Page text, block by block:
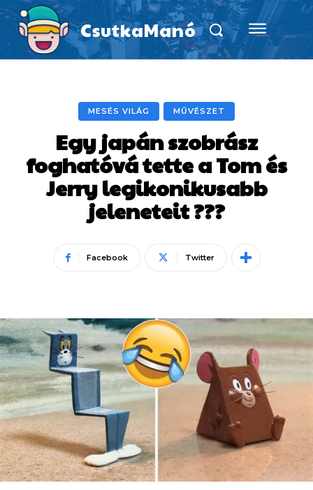
CsutkaManó
MESÉS VILÁG MŰVÉSZET
Egy japán szobrász
foghatóvá tette a Tom és
Jerry legikonikusabb
jeleneteit ???
Facebook Twitter